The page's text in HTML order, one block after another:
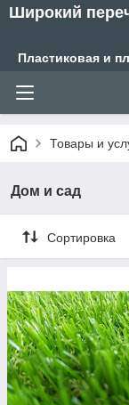
Широкий
Пластиковая и
Товары и
Дом и сад
Сортировка